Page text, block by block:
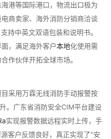
港等国际港口，物流出口极为
商卖家、海外消防分销商洽谈
持中英文双语包装和说明书。
，满足海外客户本地化使用需
作伙伴开拓全球市场。
采用万霖无线消防手动报警按
。广东省消防安全CIM平台建设
实现报警数据远程实时上传，手
客户反馈良好，真正实现了"安